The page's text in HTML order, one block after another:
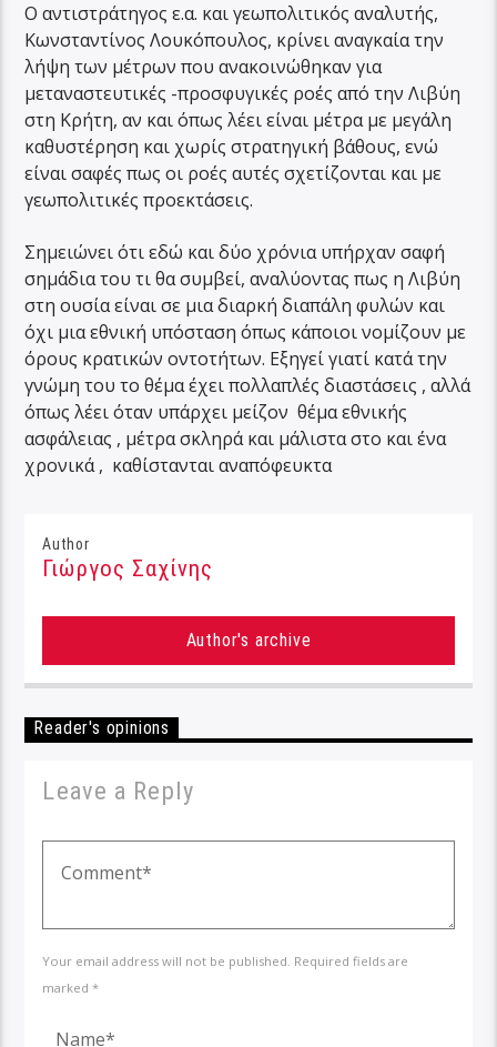
Ο αντιστράτηγος ε.α. και γεωπολιτικός αναλυτής,
Κωνσταντίνος Λουκόπουλος, κρίνει αναγκαία την
λήψη των μέτρων που ανακοινώθηκαν για
μεταναστευτικές -προσφυγικές ροές από την Λιβύη
στη Κρήτη, αν και όπως λέει είναι μέτρα με μεγάλη
καθυστέρηση και χωρίς στρατηγική βάθους, ενώ
είναι σαφές πως οι ροές αυτές σχετίζονται και με
γεωπολιτικές προεκτάσεις.
Σημειώνει ότι εδώ και δύο χρόνια υπήρχαν σαφή
σημάδια του τι θα συμβεί, αναλύοντας πως η Λιβύη
στη ουσία είναι σε μια διαρκή διαπάλη φυλών και
όχι μια εθνική υπόσταση όπως κάποιοι νομίζουν με
όρους κρατικών οντοτήτων. Εξηγεί γιατί κατά την
γνώμη του το θέμα έχει πολλαπλές διαστάσεις , αλλά
όπως λέει όταν υπάρχει μείζον θέμα εθνικής
ασφάλειας , μέτρα σκληρά και μάλιστα στο και ένα
χρονικά , καθίστανται αναπόφευκτα
Author
Γιώργος Σαχίνης
Author's archive
Reader's opinions
Leave a Reply
Your email address will not be published. Required fields are
marked *